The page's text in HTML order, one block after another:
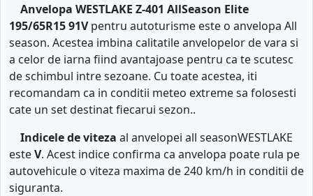
Anvelopa WESTLAKE Z-401 AllSeason Elite
195/65R15 91Vpentru autoturisme este o anvelopa All
season. Acestea imbina calitatile anvelopelor de vara si
a celor de iarna fiind avantajoase pentru ca te scutesc
de schimbul intre sezoane. Cu toate acestea, iti
recomandam ca in conditii meteo extreme sa folosesti
cate un set destinat fiecarui sezon..
Indicele de viteza al anvelopei all seasonWESTLAKE
esteV. Acest indice confirma ca anvelopa poate rula pe
autovehicule o viteza maxima de 240 km/h in conditii de
siguranta.